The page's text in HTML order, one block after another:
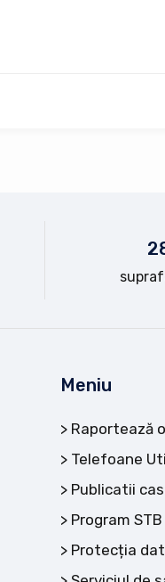
Meniu
Raportează
Telefoane
Publicatii
Program STB
Protecția